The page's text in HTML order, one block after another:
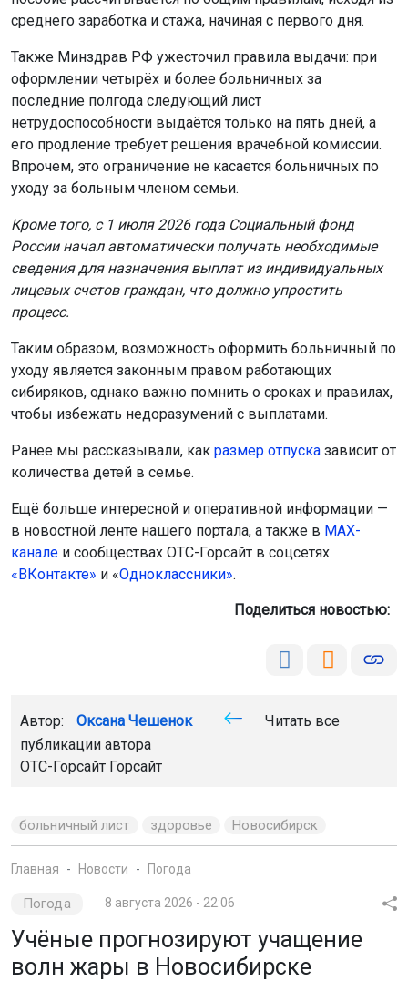
среднего заработка и стажа, начиная с первого дня.
Также Минздрав РФ ужесточил правила выдачи: при
оформлении четырёх и более больничных за
последние полгода следующий лист
нетрудоспособности выдаётся только на пять дней, а
его продление требует решения врачебной комиссии.
Впрочем, это ограничение не касается больничных по
уходу за больным членом семьи.
Кроме того, с 1 июля 2026 года Социальный фонд
России начал автоматически получать необходимые
сведения для назначения выплат из индивидуальных
лицевых счетов граждан, что должно упростить
процесс.
Таким образом, возможность оформить больничный по
уходу является законным правом работающих
сибиряков, однако важно помнить о сроках и правилах,
чтобы избежать недоразумений с выплатами.
Ранее мы рассказывали, как размер отпуска зависит от
количества детей в семье.
Ещё больше интересной и оперативной информации —
в новостной ленте нашего портала, а также в МАХ-
канале и сообществах ОТС-Горсайт в соцсетях
«ВКонтакте» и «Одноклассники».
Поделиться новостью:
Автор: Оксана Чешенок
Читать все
публикации автора
ОТС-Горсайт Горсайт
больничный лист здоровье Новосибирск
Главная Новости Погода
Погода 8 августа 2026 - 22:06
Учёные прогнозируют учащение
волн жары в Новосибирске